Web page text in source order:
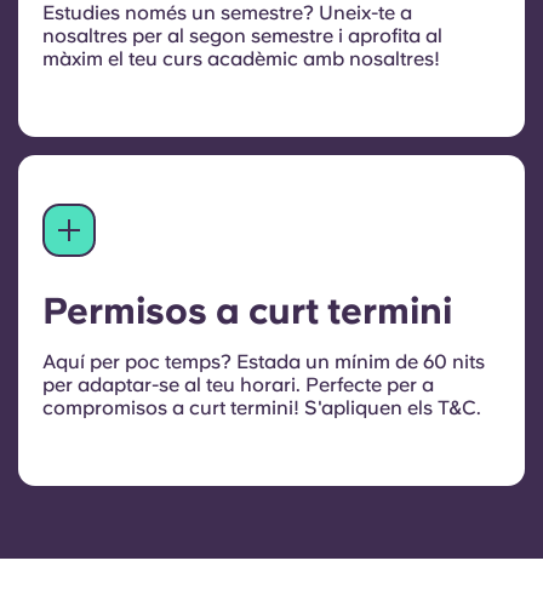
Estudies només un semestre? Uneix-te a
nosaltres per al segon semestre i aprofita al
màxim el teu curs acadèmic amb nosaltres!
Permisos a curt termini
Aquí per poc temps? Estada un mínim de 60 nits
per adaptar-se al teu horari. Perfecte per a
compromisos a curt termini! S'apliquen els T&C.